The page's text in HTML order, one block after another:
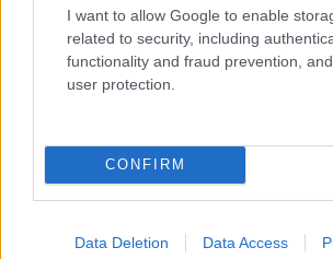
I want to allow Google to enable
related to security, including
functionality and fraud prevention,
user protection.
CONFIRM
Data Deletion Data Access